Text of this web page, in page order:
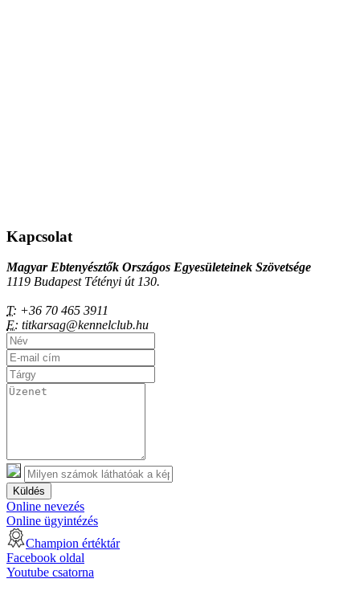
Kapcsolat
Magyar Ebtenyésztők Országos Egyesületeinek Szövetsége
1119 Budapest Tétényi út 130.
T: +36 70 465 3911
E: titkarsag@kennelclub.hu
Küldés
Online nevezés
Online ügyintézés
Champion értéktár
Facebook oldal
Youtube csatorna